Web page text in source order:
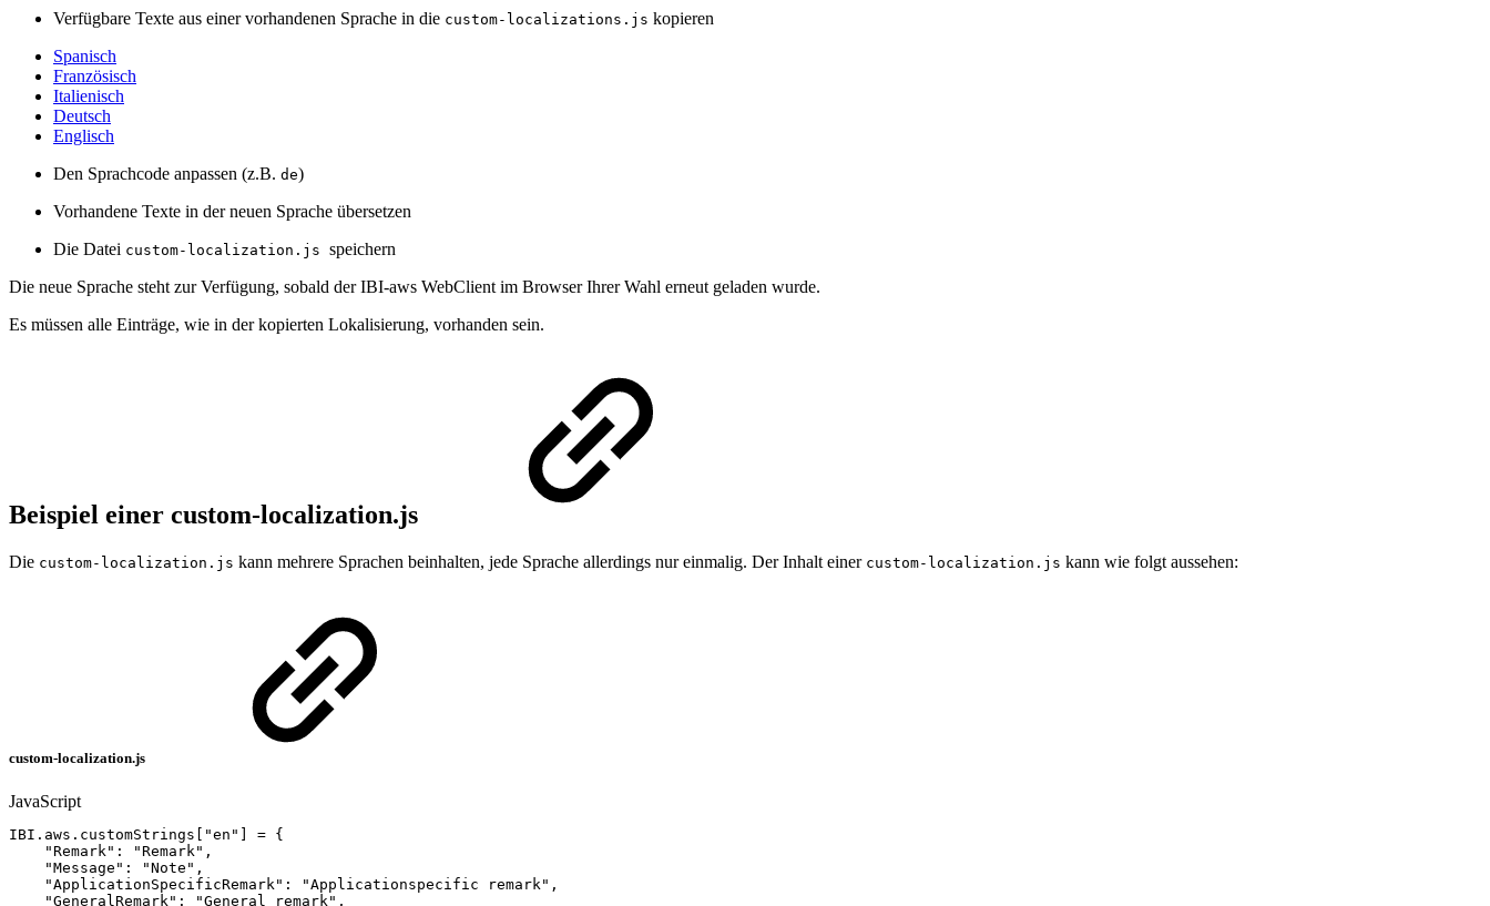
Verfügbare Texte aus einer vorhandenen Sprache in die custom-localizations.js kopieren
Spanisch
Französisch
Italienisch
Deutsch
Englisch
Den Sprachcode anpassen (z.B. de)
Vorhandene Texte in der neuen Sprache übersetzen
Die Datei custom-localization.js speichern
Die neue Sprache steht zur Verfügung, sobald der IBI-aws WebClient im Browser Ihrer Wahl erneut geladen wurde.
Es müssen alle Einträge, wie in der kopierten Lokalisierung, vorhanden sein.
Beispiel einer custom-localization.js
Die custom-localization.js kann mehrere Sprachen beinhalten, jede Sprache allerdings nur einmalig. Der Inhalt einer custom-localization.js kann wie folgt aussehen:
custom-localization.js
JavaScript
IBI . aws . customStrings "en" = {
"Remark" : "Remark" ,
"Message" : "Note" ,
"ApplicationSpecificRemark" : "Applicationspecific remark" ,
"GeneralRemark" : "General remark" ,